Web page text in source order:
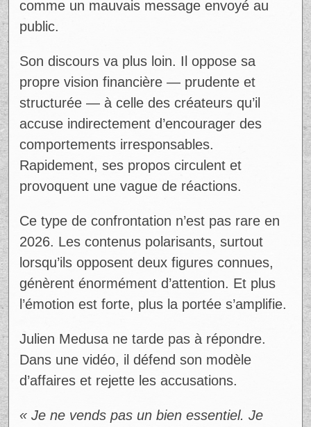
comme un mauvais message envoyé au
public.
Son discours va plus loin. Il oppose sa
propre vision financière — prudente et
structurée — à celle des créateurs qu’il
accuse indirectement d’encourager des
comportements irresponsables.
Rapidement, ses propos circulent et
provoquent une vague de réactions.
Ce type de confrontation n’est pas rare en
2026. Les contenus polarisants, surtout
lorsqu’ils opposent deux figures connues,
génèrent énormément d’attention. Et plus
l’émotion est forte, plus la portée s’amplifie.
Julien Medusa ne tarde pas à répondre.
Dans une vidéo, il défend son modèle
d’affaires et rejette les accusations.
« Je ne vends pas un bien essentiel. Je